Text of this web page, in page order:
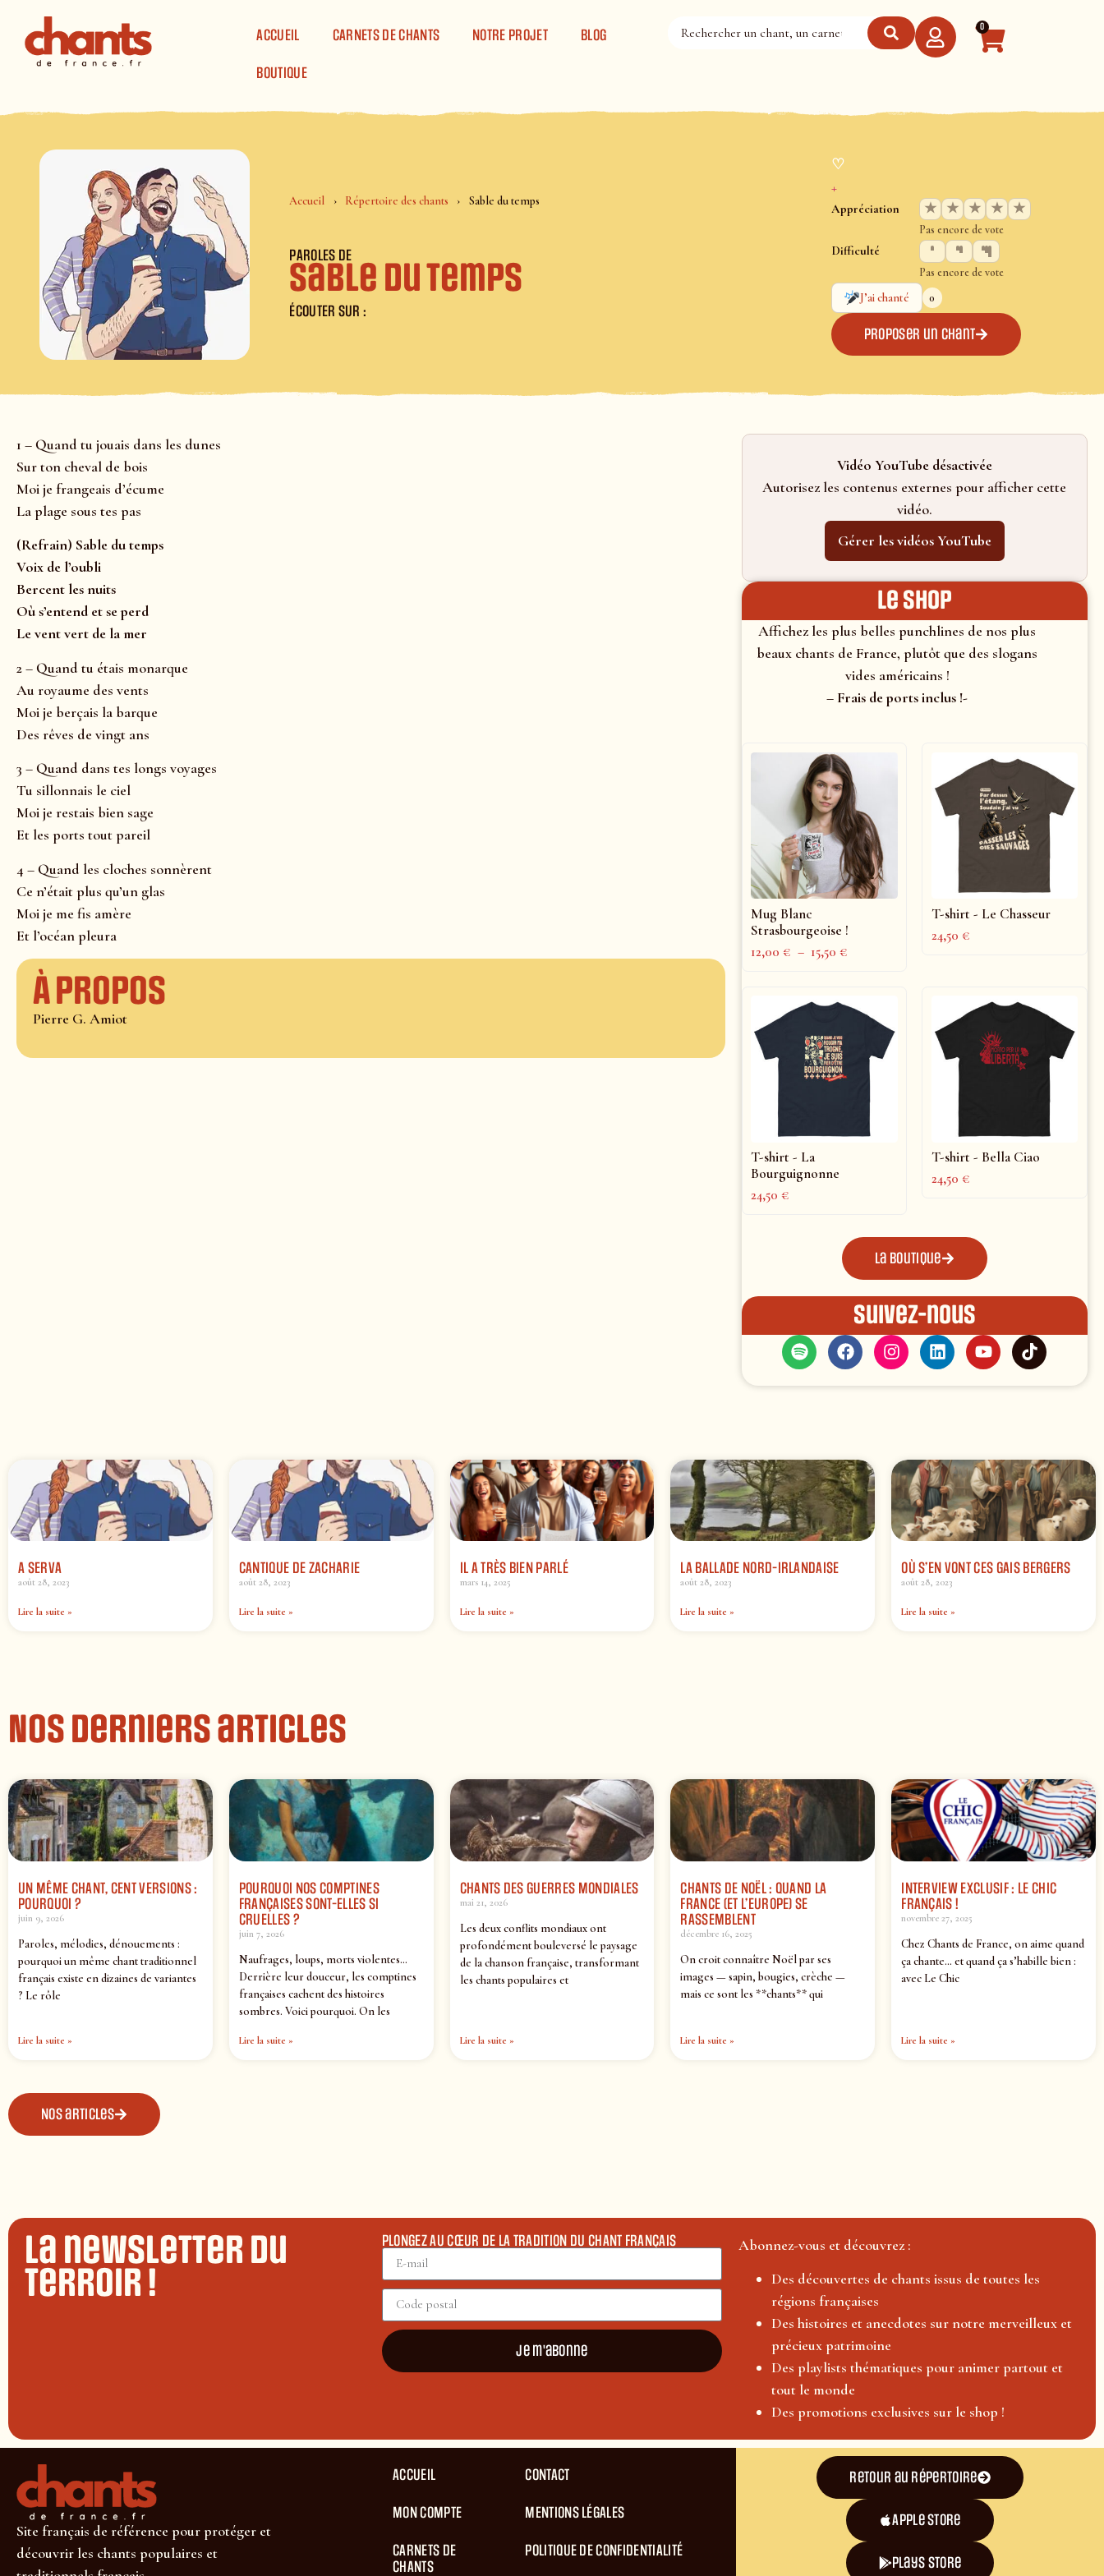
ACCUEIL
CARNETS DE CHANTS NOTRE PROJET BLOG
BOUTIQUE
0
Accueil Répertoire des chants Sable du temps
PAROLES DE
Sable du temps
ÉCOUTER SUR :
♡
+
Appréciation ★ ★ ★ ★ ★
Pas encore de vote
Difficulté
Pas encore de vote
J’ai chanté
0
Proposer un chant
1 – Quand tu jouais dans les dunes
Sur ton cheval de bois
Moi je frangeais d’écume
La plage sous tes pas
(Refrain) Sable du temps
Voix de l’oubli
Bercent les nuits
Où s’entend et se perd
Le vent vert de la mer
2 – Quand tu étais monarque
Au royaume des vents
Moi je berçais la barque
Des rêves de vingt ans
3 – Quand dans tes longs voyages
Tu sillonnais le ciel
Moi je restais bien sage
Et les ports tout pareil
4 – Quand les cloches sonnèrent
Ce n’était plus qu’un glas
Moi je me fis amère
Et l’océan pleura
À propos
Pierre G. Amiot
Vidéo YouTube désactivée
Autorisez les contenus externes pour afficher cette
vidéo.
Gérer les vidéos YouTube
le shop
Affichez les plus belles punchlines de nos plus
beaux chants de France, plutôt que des slogans
vides américains !
– Frais de ports inclus !-
Mug Blanc
Strasbourgeoise !
12,00€ – 15,50€
T-shirt - Le Chasseur
24,50€
T-shirt - La
Bourguignonne
24,50€
T-shirt - Bella Ciao
24,50€
La boutique
Suivez-nous
A SERVA
août 28, 2023
Lire la suite »
CANTIQUE DE ZACHARIE
août 28, 2023
Lire la suite »
IL A TRÈS BIEN PARLÉ
mars 14, 2025
Lire la suite »
LA BALLADE NORD-IRLANDAISE
août 28, 2023
Lire la suite »
OÙ S’EN VONT CES GAIS BERGERS
août 28, 2023
Lire la suite »
Nos derniers articles
UN MÊME CHANT, CENT VERSIONS :
POURQUOI ?
juin 9, 2026
Paroles, mélodies, dénouements :
pourquoi un même chant traditionnel
français existe en dizaines de variantes
? Le rôle
Lire la suite »
POURQUOI NOS COMPTINES
FRANÇAISES SONT-ELLES SI
CRUELLES ?
juin 7, 2026
Naufrages, loups, morts violentes…
Derrière leur douceur, les comptines
françaises cachent des histoires
sombres. Voici pourquoi. On les
Lire la suite »
CHANTS DES GUERRES MONDIALES
mai 21, 2026
Les deux conflits mondiaux ont
profondément bouleversé le paysage
de la chanson française, transformant
les chants populaires et
Lire la suite »
CHANTS DE NOËL : QUAND LA
FRANCE (ET L’EUROPE) SE
RASSEMBLENT
décembre 16, 2025
On croit connaître Noël par ses
images — sapin, bougies, crèche —
mais ce sont les **chants** qui
Lire la suite »
INTERVIEW EXCLUSIF : LE CHIC
FRANÇAIS !
novembre 27, 2025
Chez Chants de France, on aime quand
ça chante… et quand ça s’habille bien :
avec Le Chic
Lire la suite »
Nos articles
La newsletter du
terroir !
PLONGEZ AU CŒUR DE LA TRADITION DU CHANT FRANÇAIS
Je m'abonne
Abonnez-vous et découvrez :
Des découvertes de chants issus de toutes les
régions françaises
Des histoires et anecdotes sur notre merveilleux et
précieux patrimoine
Des playlists thématiques pour animer partout et
tout le monde
Des promotions exclusives sur le shop !
Site français de référence pour protéger et
découvrir les chants populaires et
ACCUEIL
MON COMPTE
CARNETS DE
CHANTS
CONTACT
MENTIONS LÉGALES
POLITIQUE DE CONFIDENTIALITÉ
Retour au répertoire
Apple Store
plays store